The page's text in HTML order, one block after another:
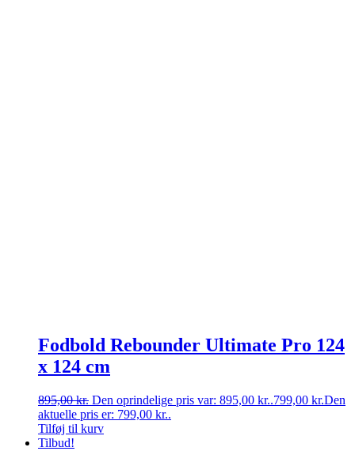
Fodbold Rebounder Ultimate Pro 124
x 124 cm
895,00kr. Den oprindelige pris var: 895,00 kr..799,00 kr.Den
aktuelle pris er: 799,00 kr..
Tilføj til kurv
Tilbud!